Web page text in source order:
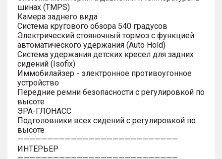
шинах (TMPS)
Камера заднего вида
Система кругового обзора 540 градусов
Электрический стояночный тормоз с функцией
автоматического удержания (Auto Hold)
Система удержания детских кресел для задних
сидений (Isofix)
Иммобилайзер - электронное противоугонное
устройство
Передние ремни безопасности с регулировкой по
высоте
ЭРА-ГЛОНАСС
Подголовники всех сидений с регулировкой по
высоте
———————————————————————————
ИНТЕРЬЕР